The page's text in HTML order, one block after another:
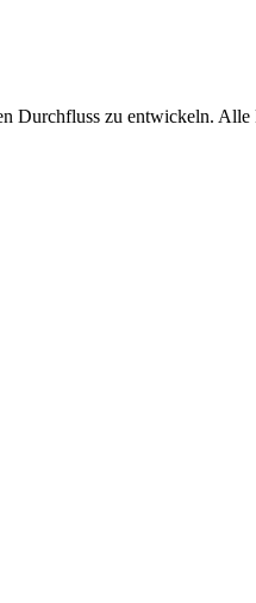
Durchfluss zu entwickeln. Alle